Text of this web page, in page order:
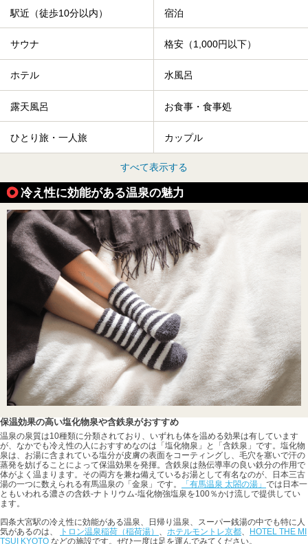
駅近（徒歩10分以内） 宿泊
サウナ 格安（1,000円以下）
ホテル 水風呂
露天風呂 お食事・食事処
ひとり旅・一人旅 カップル
すべて表示する
冷え性に効能がある温泉の魅力
保温効果の高い塩化物泉や含鉄泉がおすすめ
温泉の泉質は10種類に分類されており、いずれも体を温める効果は有しています
が、なかでも冷え性の人におすすめなのは「塩化物泉」と「含鉄泉」です。塩化物
泉は、お湯に含まれている塩分が皮膚の表面をコーティングし、毛穴を塞いで汗の
蒸発を妨げることによって保温効果を発揮。含鉄泉は熱伝導率の良い鉄分の作用で
体がよく温まります。その両方を兼ね備えているお湯として有名なのが、日本三古
湯の一つに数えられる有馬温泉の「金泉」です。
「有馬温泉 太閤の湯」 では日本一
ともいわれる濃さの含鉄-ナトリウム-塩化物強塩泉を100％かけ流しで提供してい
ます。
四条大宮駅の冷え性に効能がある温泉、日帰り温泉、スーパー銭湯の中でも特に人
気があるのは、
トロン温泉稲荷（稲荷湯） 、 ホテルモントレ京都、
HOTEL THE MI
TSUI KYOTO などの施設です。ぜひ一度は足を運んでみてください。